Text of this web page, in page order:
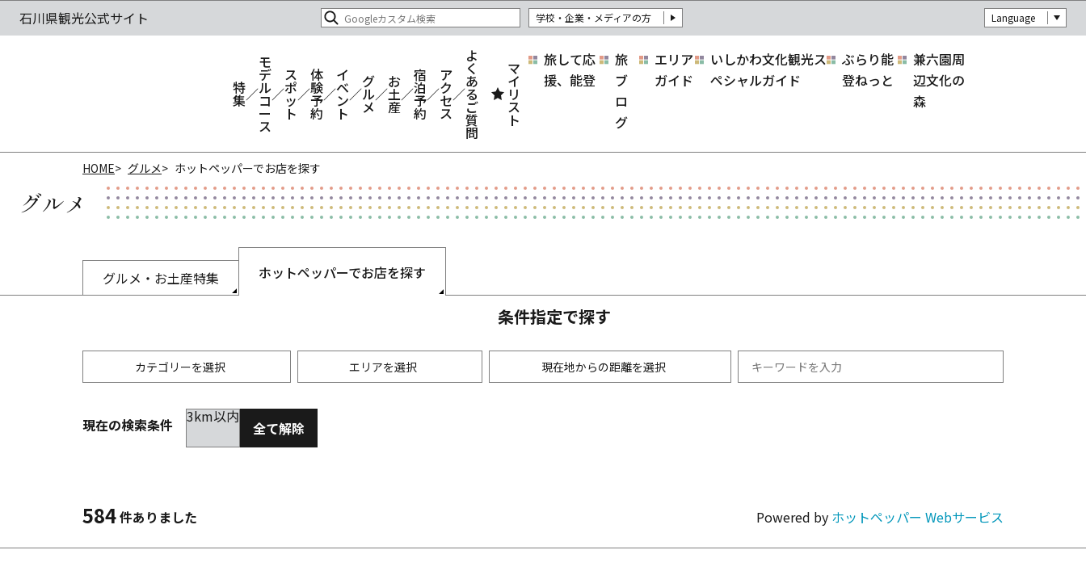
学校・企業・メディアの方 Language
特
集
モ
デ
ル
コ
ー
ス
ス
ポ
ッ
ト
体
験
予
約
イ
ベ
ン
ト
グ
ル
メ
お
土
産
宿
泊
予
約
ア
ク
セ
ス
よ
く
あ
る
ご
質
問
マ
イ
リ
ス
ト
旅して応
援、能登
旅
ブ
ロ
グ
エリア
ガイド
いしかわ文化観光ス
ペシャルガイド
ぶらり能
登ねっと
兼六園周
辺文化の
森
HOME グルメ ホットペッパーでお店を探す
グルメ
グルメ・お土産特集 ホットペッパーでお店を探す
条件指定で探す
カテゴリーを選択 エリアを選択 現在地からの距離を選択
居酒屋
韓国料理 カラオケ・パーティ
金沢(片町･香林坊･にし茶屋周辺)
金沢市他・野々市・白山・内灘
未選択
現在の検索条件 3km以内
全て解除
584件ありました Powered by ホットペッパー Webサービス